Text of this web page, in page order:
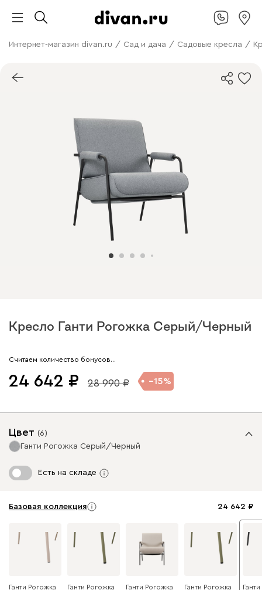
Интернет-магазин divan.ru / Сад и дача / Садовые кресла /
Кресло Ганти Рогожка Серый/Черный
Арт. 306865
Считаем количество бонусов…
24 642 28 990 15
Цвет (6)
Ганти Рогожка Серый/Черный
Есть на складе
Базовая коллекция 24 642
Ганти Рогожка
Ганти Рогожка
Ганти Рогожка
Ганти Рогожка